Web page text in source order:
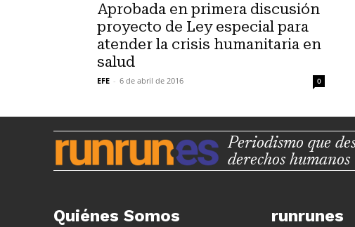
Aprobada en primera discusión
proyecto de Ley especial para
atender la crisis humanitaria en
salud
EFE - 6 de abril de 2016 0
Periodismo que
derechos humanos
Quiénes Somos runrunes